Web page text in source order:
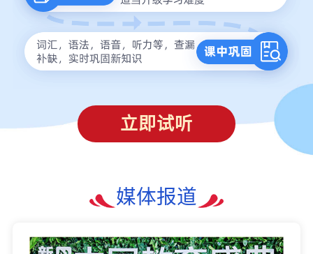
立即试听
媒体报道